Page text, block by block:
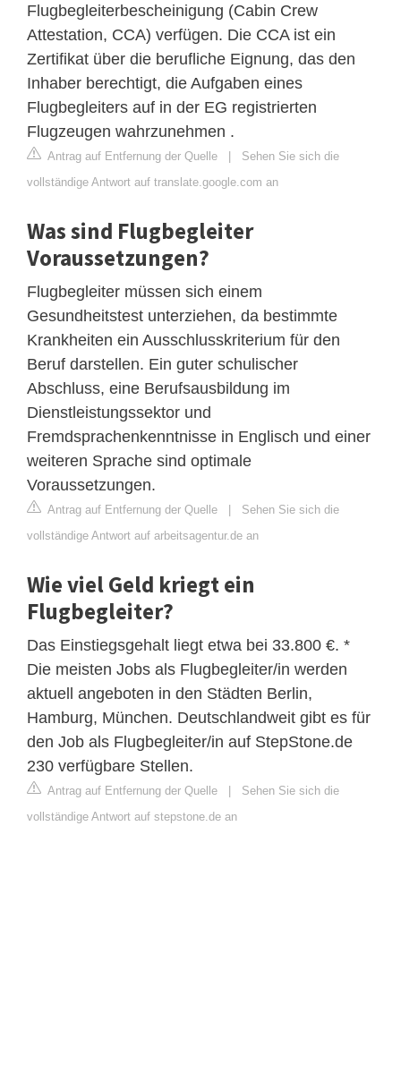
Flugbegleiterbescheinigung (Cabin Crew
Attestation, CCA) verfügen. Die CCA ist ein
Zertifikat über die berufliche Eignung, das den
Inhaber berechtigt, die Aufgaben eines
Flugbegleiters auf in der EG registrierten
Flugzeugen wahrzunehmen .
Antrag auf Entfernung der Quelle | Sehen Sie sich die
vollständige Antwort auf translate.google.com an
Was sind Flugbegleiter
Voraussetzungen?
Flugbegleiter müssen sich einem
Gesundheitstest unterziehen, da bestimmte
Krankheiten ein Ausschlusskriterium für den
Beruf darstellen. Ein guter schulischer
Abschluss, eine Berufsausbildung im
Dienstleistungssektor und
Fremdsprachenkenntnisse in Englisch und einer
weiteren Sprache sind optimale
Voraussetzungen.
Antrag auf Entfernung der Quelle | Sehen Sie sich die
vollständige Antwort auf arbeitsagentur.de an
Wie viel Geld kriegt ein
Flugbegleiter?
Das Einstiegsgehalt liegt etwa bei 33.800 €. *
Die meisten Jobs als Flugbegleiter/in werden
aktuell angeboten in den Städten Berlin,
Hamburg, München. Deutschlandweit gibt es für
den Job als Flugbegleiter/in auf StepStone.de
230 verfügbare Stellen.
Antrag auf Entfernung der Quelle | Sehen Sie sich die
vollständige Antwort auf stepstone.de an